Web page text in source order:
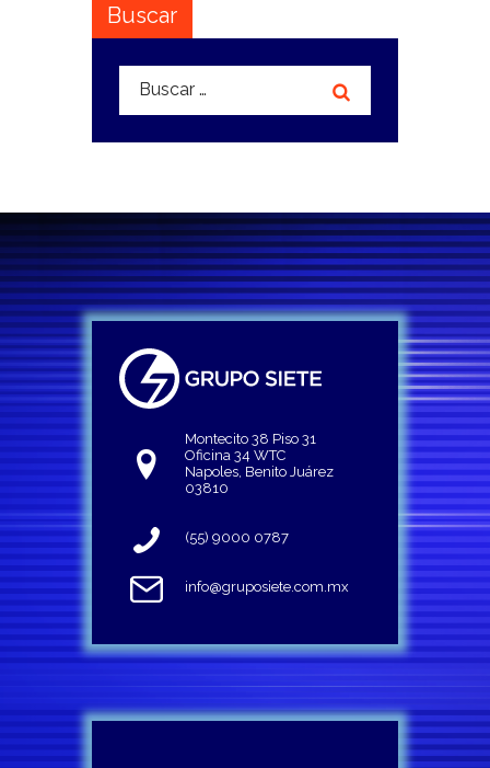
Buscar
Buscar:
Montecito 38 Piso 31
Oficina 34 WTC
Napoles, Benito Juárez
03810
(55) 9000 0787
info@gruposiete.com.mx